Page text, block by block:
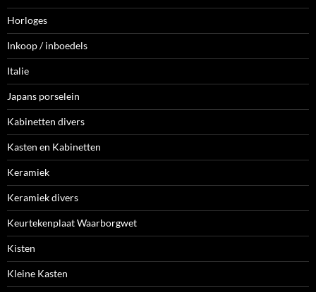
Horloges
Inkoop / inboedels
Italie
Japans porselein
Kabinetten divers
Kasten en Kabinetten
Keramiek
Keramiek divers
Keurtekenplaat Waarborgwet
Kisten
Kleine Kasten